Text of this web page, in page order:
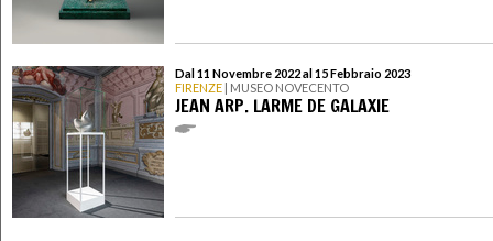
Dal 11 Novembre 2022 al 15 Febbraio 2023
FIRENZE | MUSEO NOVECENTO
JEAN ARP. LARME DE GALAXIE